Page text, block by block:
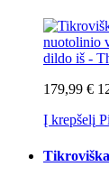
179,99 €
Į krepšelį